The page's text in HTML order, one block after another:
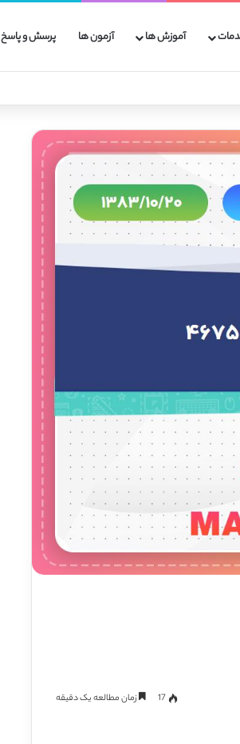
آموزش ها آزمون ها پرسش و پاسخ
17 زمان مطالعه یک دقیقه